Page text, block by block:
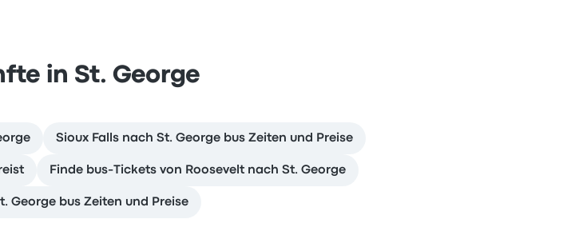
in St. George
Sioux Falls nach St. George bus Zeiten und Preise
Finde bus-Tickets von Roosevelt nach St. George
George bus Zeiten und Preise